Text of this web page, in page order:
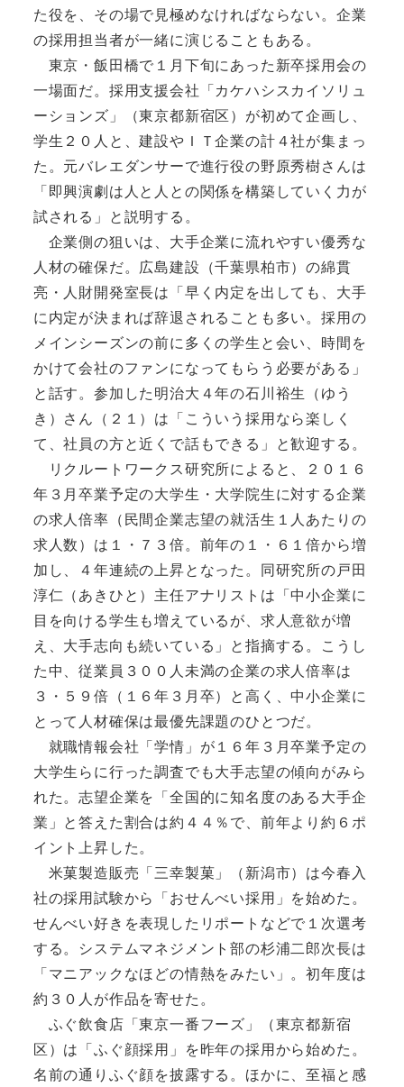
た役を、その場で見極めなければならない。企業
の採用担当者が一緒に演じることもある。
東京・飯田橋で１月下旬にあった新卒採用会の
一場面だ。採用支援会社「カケハシスカイソリュ
ーションズ」（東京都新宿区）が初めて企画し、
学生２０人と、建設やＩＴ企業の計４社が集まっ
た。元バレエダンサーで進行役の野原秀樹さんは
「即興演劇は人と人との関係を構築していく力が
試される」と説明する。
企業側の狙いは、大手企業に流れやすい優秀な
人材の確保だ。広島建設（千葉県柏市）の綿貫
亮・人財開発室長は「早く内定を出しても、大手
に内定が決まれば辞退されることも多い。採用の
メインシーズンの前に多くの学生と会い、時間を
かけて会社のファンになってもらう必要がある」
と話す。参加した明治大４年の石川裕生（ゆう
き）さん（２１）は「こういう採用なら楽しく
て、社員の方と近くで話もできる」と歓迎する。
リクルートワークス研究所によると、２０１６
年３月卒業予定の大学生・大学院生に対する企業
の求人倍率（民間企業志望の就活生１人あたりの
求人数）は１・７３倍。前年の１・６１倍から増
加し、４年連続の上昇となった。同研究所の戸田
淳仁（あきひと）主任アナリストは「中小企業に
目を向ける学生も増えているが、求人意欲が増
え、大手志向も続いている」と指摘する。こうし
た中、従業員３００人未満の企業の求人倍率は
３・５９倍（１６年３月卒）と高く、中小企業に
とって人材確保は最優先課題のひとつだ。
就職情報会社「学情」が１６年３月卒業予定の
大学生らに行った調査でも大手志望の傾向がみら
れた。志望企業を「全国的に知名度のある大手企
業」と答えた割合は約４４％で、前年より約６ポ
イント上昇した。
米菓製造販売「三幸製菓」（新潟市）は今春入
社の採用試験から「おせんべい採用」を始めた。
せんべい好きを表現したリポートなどで１次選考
する。システムマネジメント部の杉浦二郎次長は
「マニアックなほどの情熱をみたい」。初年度は
約３０人が作品を寄せた。
ふぐ飲食店「東京一番フーズ」（東京都新宿
区）は「ふぐ顔採用」を昨年の採用から始めた。
名前の通りふぐ顔を披露する。ほかに、至福と感